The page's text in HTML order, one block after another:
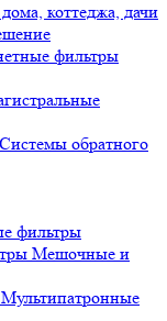
коттеджа, дачи
фильтры
Системы обратного
фильтры
Мешочные и
Мультипатронные